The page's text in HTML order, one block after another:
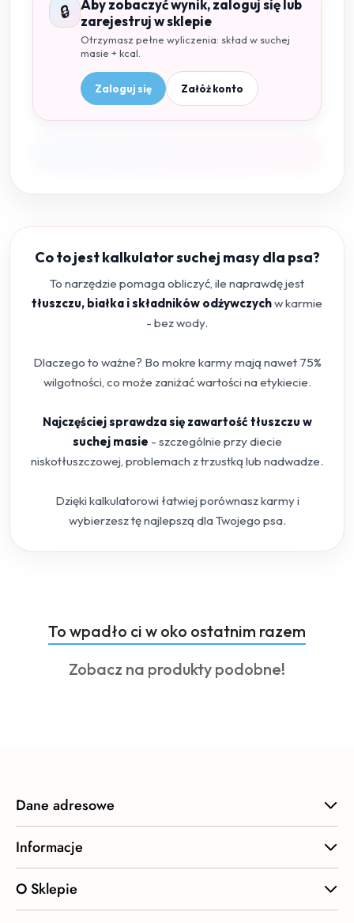
🔒
Aby zobaczyć wynik, zaloguj się lub
zarejestruj w sklepie
Otrzymasz pełne wyliczenia: skład w suchej
masie + kcal.
Zaloguj się Załóż konto
Co to jest kalkulator suchej masy dla psa?
To narzędzie pomaga obliczyć, ile naprawdę jest
tłuszczu, białka i składników odżywczychw karmie
- bez wody.
Dlaczego to ważne? Bo mokre karmy mają nawet 75%
wilgotności, co może zaniżać wartości na etykiecie.
Najczęściej sprawdza się zawartość tłuszczu w
suchej masie - szczególnie przy diecie
niskotłuszczowej, problemach z trzustką lub nadwadze.
Dzięki kalkulatorowi łatwiej porównasz karmy i
wybierzesz tę najlepszą dla Twojego psa.
Pomiń karuzelę produktów
Produkty
o
statusie:
To wpadło ci w oko ostatnim razem
Produkty
Zobacz na produkty podobne!
Dane adresowe
Informacje
O Sklepie